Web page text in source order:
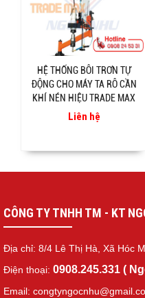
HỆ THỐNG BÔI TRƠN TỰ
ĐỘNG CHO MÁY TA RÔ CẦN
KHÍ NÉN HIỆU TRADE MAX
Liên hệ
CÔNG TY TNHH TM - KT
Địa chỉ: 8/4 Lê Thị Hà, Xã Hóc
Điện thoại: 0908.245.331 (
Email: